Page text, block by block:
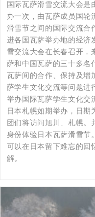
国际瓦萨滑雪交流大会
办一次，由瓦萨成员国
滑雪节之间的国际交流合
进各国瓦萨举办地的经济
雪交流大会在长春召开
萨和中国瓦萨的三十多名
瓦萨间的合作、保持及增
萨学生文化交流等问题进
举办国际瓦萨学生文化交
日本札幌如期举办，日
团们将访问旭川、札幌
身份体验日本瓦萨滑雪节
可以在日本留下难忘的回
解。